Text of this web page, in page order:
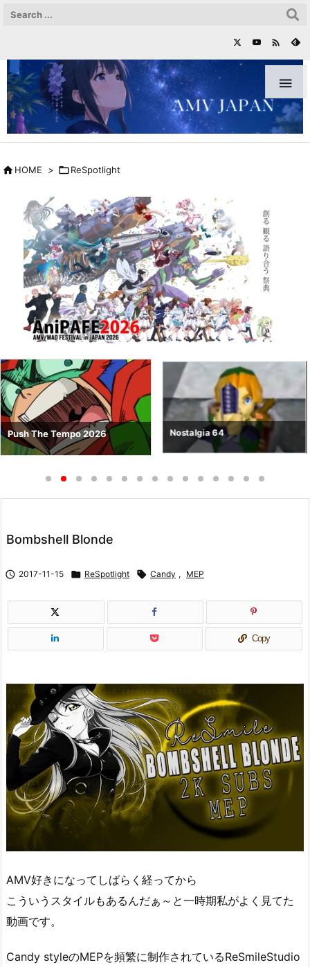


HOME > ReSpotlight
Push The Tempo 2026 Nostalgia 64
Bombshell Blonde
 2017-11-15  ReSpotlight  Candy , MEP
Copy
AMV好きになってしばらく経ってから
こういうスタイルもあるんだぁ～と一時期私がよく見てた
動画です。
Candy styleのMEPを頻繁に制作されているReSmileStudio